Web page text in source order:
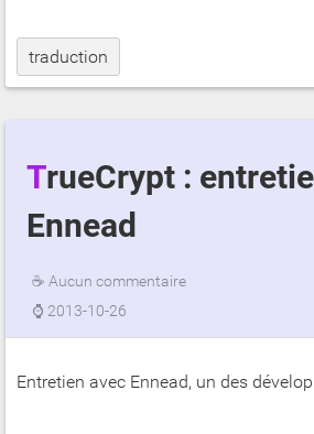
traduction
TrueCrypt : entretien avec
Ennead
☕ Aucun commentaire
⌚ 2013-10-26
Entretien avec Ennead, un des